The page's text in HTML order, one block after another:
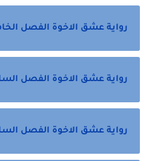
رواية عشق الاخوة الفصل
رواية عشق الاخوة الفصل
رواية عشق الاخوة الفصل